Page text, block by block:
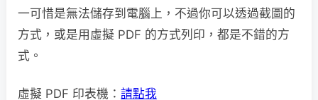
一可惜是無法儲存到電腦上，不過你可以透過截圖的
方式，或是用虛擬 PDF 的方式列印，都是不錯的方
式。
虛擬 PDF 印表機： 請點我